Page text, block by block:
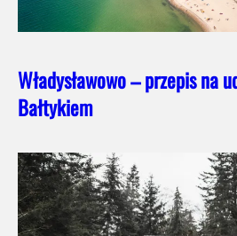
Władysławowo – przepis na
Bałtykiem